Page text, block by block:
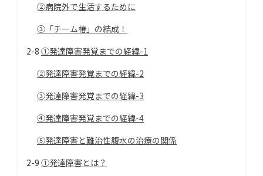
②病院外で生活するために
③「チーム椿」の結成！
2-8 ①発達障害発覚までの経緯-1
②発達障害発覚までの経緯-2
③発達障害発覚までの経緯-3
④発達障害発覚までの経緯-4
⑤発達障害と難治性腹水の治療の関係
2-9 ①発達障害とは？